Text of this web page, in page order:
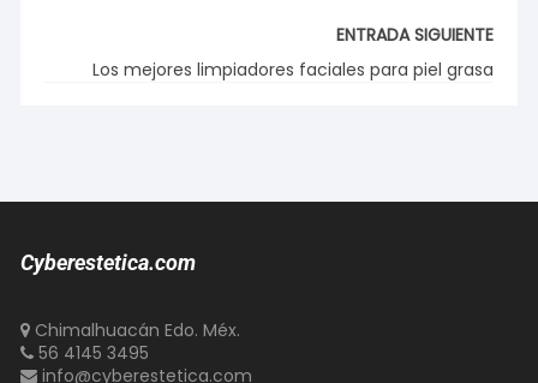
ENTRADA SIGUIENTE
Los mejores limpiadores faciales para piel grasa
Cyberestetica.com
Chimalhuacán Edo. Méx.
56 4145 3495
info@cyberestetica.com